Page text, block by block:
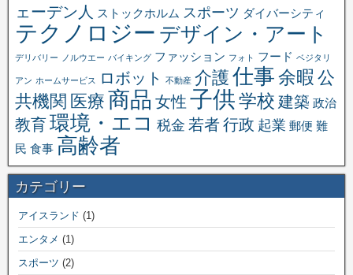
ェーデン人
ストックホルム スポーツ ダイバーシティ
テクノロジー デザイン・アート
デリバリー ノルウエー バイキング ファッション フォト フード ベジタリ
アン ホームサービス ロボット 不動産 介護 仕事余暇 公
共機関 医療 商品 女性 子供学校 建築 政治
教育環境・エコ 税金 若者行政 起業 郵便 難
民 食事 高齢者
カテゴリー
アイスランド (1)
エンタメ (1)
スポーツ (2)